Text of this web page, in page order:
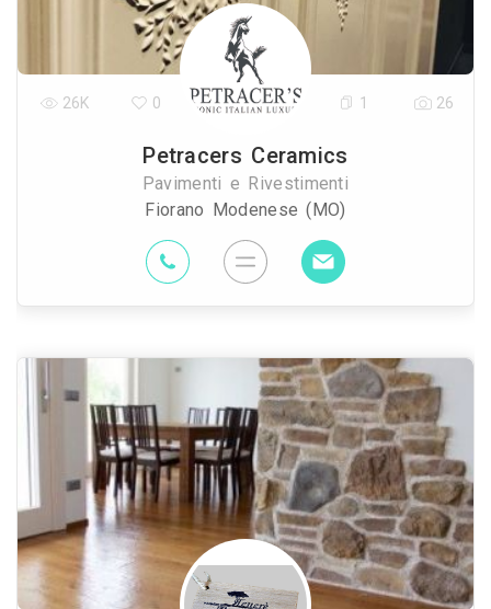
Petracers Ceramics
Pavimenti e Rivestimenti
Fiorano Modenese (MO)
26K 0 1 26